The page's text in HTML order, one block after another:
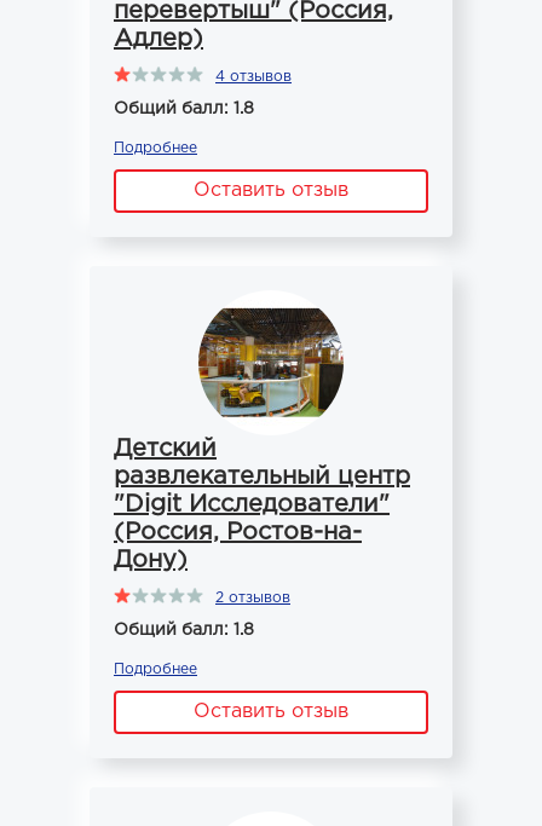
перевертыш" (Россия,
Адлер)
4 отзывов
Общий балл: 1.8
Подробнее
Оставить отзыв
Детский
развлекательный центр
"Digit Исследователи"
(Россия, Ростов-на-
Дону)
2 отзывов
Общий балл: 1.8
Подробнее
Оставить отзыв